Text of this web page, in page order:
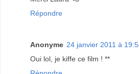
Répondre
Anonyme 24 janvier 2011 à
Oui lol, je kiffe ce film ! **